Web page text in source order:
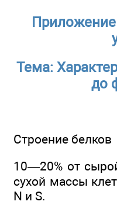
Тема:
до
Строение белков
10—20% от
сухой массы
N и S.